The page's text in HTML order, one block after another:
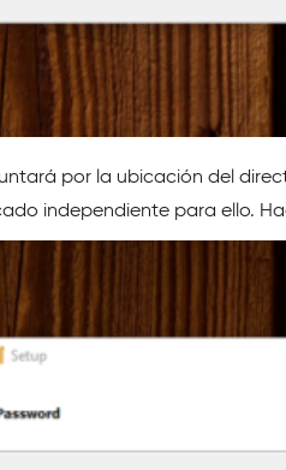
por la ubicación del
independiente para ello.